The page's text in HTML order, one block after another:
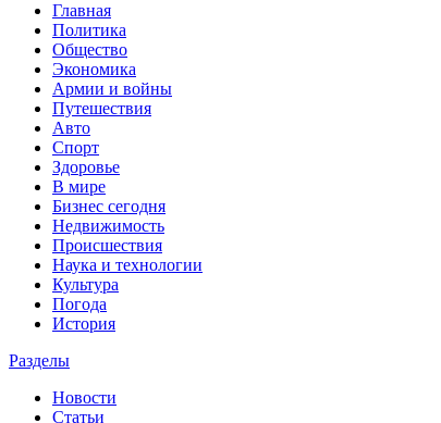
Главная
Политика
Общество
Экономика
Армии и войны
Путешествия
Авто
Спорт
Здоровье
В мире
Бизнес сегодня
Недвижимость
Происшествия
Наука и технологии
Культура
Погода
История
Разделы
Новости
Статьи